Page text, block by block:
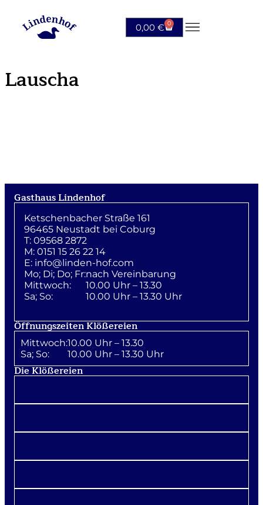
0,00 € 0
Lauscha
Gasthaus Lindenhof
Ketschenbacher Straße 161
96465 Neustadt bei Coburg
T: 09568 2872
M: 0151 15 26 22 14
E: info@linden-hof.com
Mo; Di; Do; Fr:
Mittwoch:
Sa; So:
nach Vereinbarung
10.00 Uhr – 13.30
10.00 Uhr – 13.30 Uhr
Öffnungszeiten Klößereien
Mittwoch:
Sa; So:
10.00 Uhr – 13.30
10.00 Uhr – 13.30 Uhr
Die Klößereien